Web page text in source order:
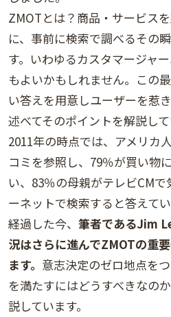
ZMOTとは？商品・サービス
に、事前に検索で調べるその
す。いわゆるカスタマージャ
もよいかもしれません。この
い答えを用意しユーザーを惹
述べてそのポイントを解説して
2011年の時点では、アメリカ
コミを参照し、79％が買い物
い、83％の母親がテレビCM
ーネットで検索すると答えて
経過した今、 筆者であるJim
況はさらに進んでZMOTの重
ます。 意志決定のゼロ地点を
を満たすにはどうすべきなの
説しています。